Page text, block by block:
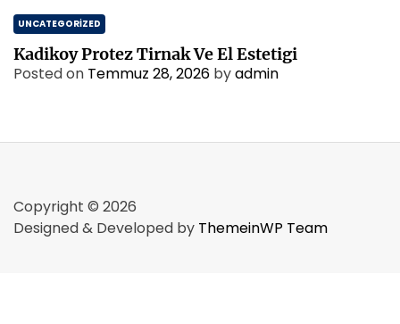
UNCATEGORIZED
Kadikoy Protez Tirnak Ve El Estetigi
Posted on Temmuz 28, 2026 byadmin
Copyright © 2026
Designed & Developed by ThemeinWP Team